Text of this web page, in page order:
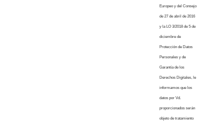
Europeo y del Consejo
de 27 de abril de 2016
y la LO 3/2018 de 5 de
diciembre de
Protección de Datos
Personales y de
Garantía de los
Derechos Digitales, le
informamos que los
datos por Vd.
proporcionados serán
objeto de tratamiento